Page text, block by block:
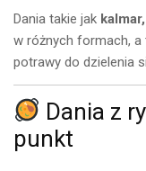
Dania takie jak
w różnych formach, a
potrawy do dzielenia
Dania z
punkt